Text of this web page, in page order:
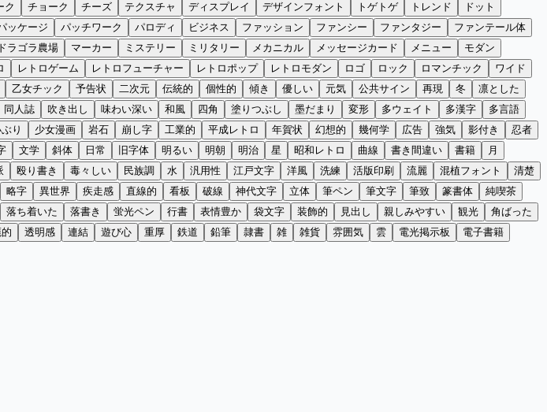
ク チョーク チーズ テクスチャ ディスプレイ デザインフォント トゲトゲ トレンド
ドット
ッケージ パッチワーク パロディ ビジネス ファッション ファンシー ファンタジー
ファンテール体
ラゴラ農場 マーカー ミステリー ミリタリー メカニカル メッセージカード メニュー
モダン
レトロゲーム レトロフューチャー レトロポップ レトロモダン ロゴ ロック ロマンチック
ワイド
乙女チック 予告状 二次元 伝統的 個性的 傾き 優しい 元気 公共サイン 再現 冬
凛とした
同人誌 吹き出し 味わい深い 和風 四角 塗りつぶし 墨だまり 変形 多ウェイト 多漢字
多言語
り 少女漫画 岩石 崩し字 工業的 平成レトロ 年賀状 幻想的 幾何学 広告 強気 影付き
忍者
文学 斜体 日常 旧字体 明るい 明朝 明治 星 昭和レトロ 曲線 書き間違い 書籍
月
殴り書き 毒々しい 民族調 水 汎用性 江戸文字 洋風 洗練 活版印刷 流麗 混植フォント
清楚
略字 異世界 疾走感 直線的 看板 破線 神代文字 立体 筆ペン 筆文字 筆致 篆書体
純喫茶
落ち着いた 落書き 蛍光ペン 行書 表情豊か 袋文字 装飾的 見出し 親しみやすい 観光
角ばった
透明感 連結 遊び心 重厚 鉄道 鉛筆 隷書 雑 雑貨 雰囲気 雲 電光掲示板
電子書籍